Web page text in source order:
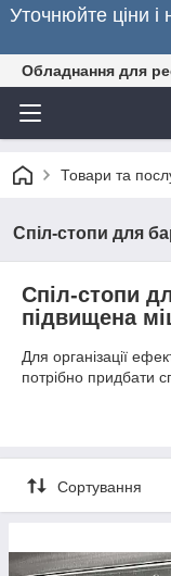
Уточнюйте ціни
Обладнання для
Товари та
Спіл-стопи для
Спіл-стопи
підвищена
Для організації
потрібно придбати
різних видів
купити виріб за
пристосування дає
розвантажити
штуцером для
на робочу поверхню.
Сортування